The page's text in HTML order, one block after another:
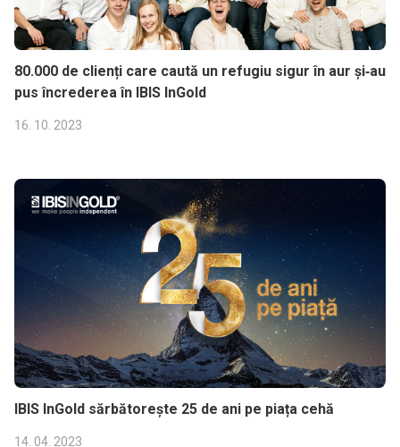
80.000 de clienți care caută un refugiu sigur în aur și‑au
pus încrederea în IBIS InGold
16. 10. 2023
IBIS InGold sărbătorește 25 de ani pe piața cehă
14. 04. 2023